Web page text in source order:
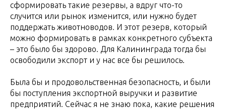
сформировать такие резервы, а вдруг что-то
случится или рынок изменится, или нужно будет
поддержать животноводов. И этот резерв, который
можно формировать в рамках конкретного субъекта
– это было бы здорово. Для Калининграда тогда бы
освободили экспорт и у нас все бы решилось.
Была бы и продовольственная безопасность, и были
бы поступления экспортной выручки и развитие
предприятий. Сейчас я не знаю пока, какие решения